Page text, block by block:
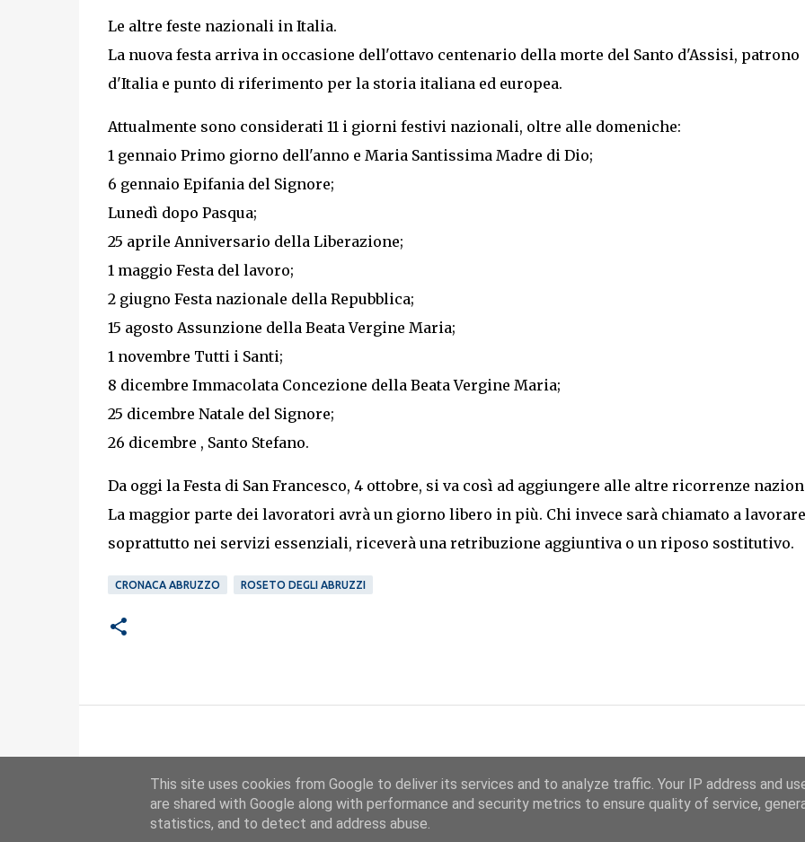
Le altre feste nazionali in Italia.
La nuova festa arriva in occasione dell'ottavo centenario della morte del Santo d'Assisi, patrono
d'Italia e punto di riferimento per la storia italiana ed europea.
Attualmente sono considerati 11 i giorni festivi nazionali, oltre alle domeniche:
1 gennaio Primo giorno dell'anno e Maria Santissima Madre di Dio;
6 gennaio Epifania del Signore;
Lunedì dopo Pasqua;
25 aprile Anniversario della Liberazione;
1 maggio Festa del lavoro;
2 giugno Festa nazionale della Repubblica;
15 agosto Assunzione della Beata Vergine Maria;
1 novembre Tutti i Santi;
8 dicembre Immacolata Concezione della Beata Vergine Maria;
25 dicembre Natale del Signore;
26 dicembre , Santo Stefano.
Da oggi la Festa di San Francesco, 4 ottobre, si va così ad aggiungere alle altre ricorrenze
La maggior parte dei lavoratori avrà un giorno libero in più. Chi invece sarà chiamato a
soprattutto nei servizi essenziali, riceverà una retribuzione aggiuntiva o un riposo sostitutivo.
CRONACA ABRUZZO ROSETO DEGLI ABRUZZI
Chi Siamo Ricorrenze
This site uses cookies from Google to deliver its services and to analyze traffic. Your IP address and
are shared with Google along with performance and security metrics to ensure quality of service,
statistics, and to detect and address abuse.